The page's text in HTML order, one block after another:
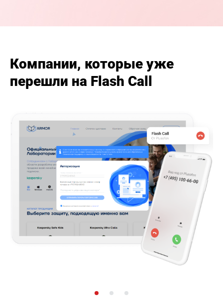
Компании, которые уже
перешли на Flash Call